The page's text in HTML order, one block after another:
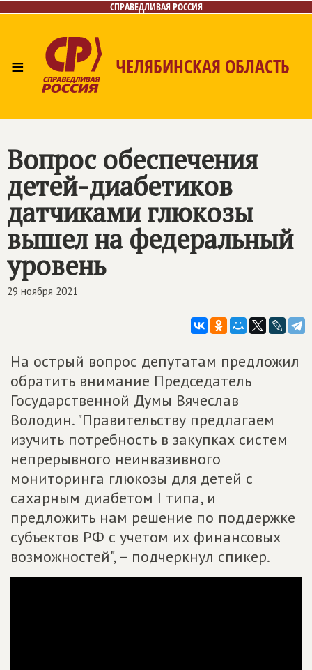
СПРАВЕДЛИВАЯ РОССИЯ
≡ ЧЕЛЯБИНСКАЯ ОБЛАСТЬ
Контакты
Вопрос обеспечения
детей-диабетиков
датчиками глюкозы
вышел на федеральный
уровень
29 ноября 2021
На острый вопрос депутатам предложил
обратить внимание Председатель
Государственной Думы Вячеслав
Володин. "Правительству предлагаем
изучить потребность в закупках систем
непрерывного неинвазивного
мониторинга глюкозы для детей с
сахарным диабетом I типа, и
предложить нам решение по поддержке
субъектов РФ с учетом их финансовых
возможностей", – подчеркнул спикер.